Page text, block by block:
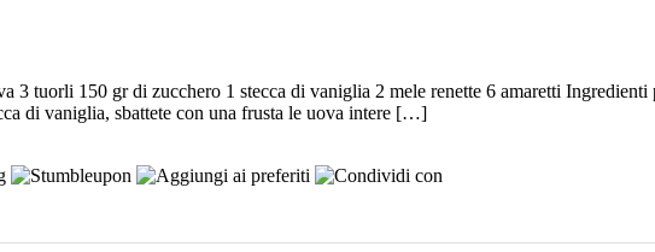
3 tuorli 150 gr di zucchero 1 stecca di vaniglia 2 mele renette 6 amaretti
di vaniglia, sbattete con una frusta le uova intere […]